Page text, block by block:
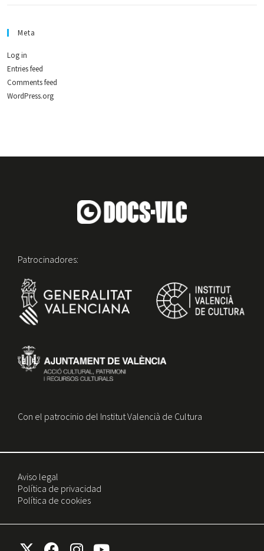
Meta
Log in
Entries feed
Comments feed
WordPress.org
Patrocinadores:
Con el patrocinio del Institut Valencià de Cultura
Aviso legal
Política de privacidad
Política de cookies